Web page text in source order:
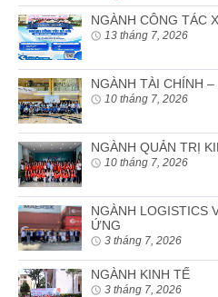
NGÀNH CÔNG TÁC
13 tháng 7, 2026
NGÀNH TÀI CHÍNH –
10 tháng 7, 2026
NGÀNH QUẢN TRỊ
10 tháng 7, 2026
NGÀNH LOGISTICS
ỨNG
3 tháng 7, 2026
NGÀNH KINH TẾ
3 tháng 7, 2026